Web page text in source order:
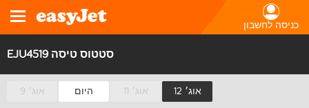
כניסה לחשבון
EJU4519 סטטוס טיסה
9 אוג׳ היום 11 אוג׳ 12 אוג׳